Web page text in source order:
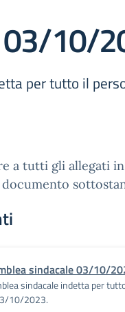
03/10/
per tutto il
a tutti gli allegati
sindacale 03/10/
sindacale indetta per
10/2023.